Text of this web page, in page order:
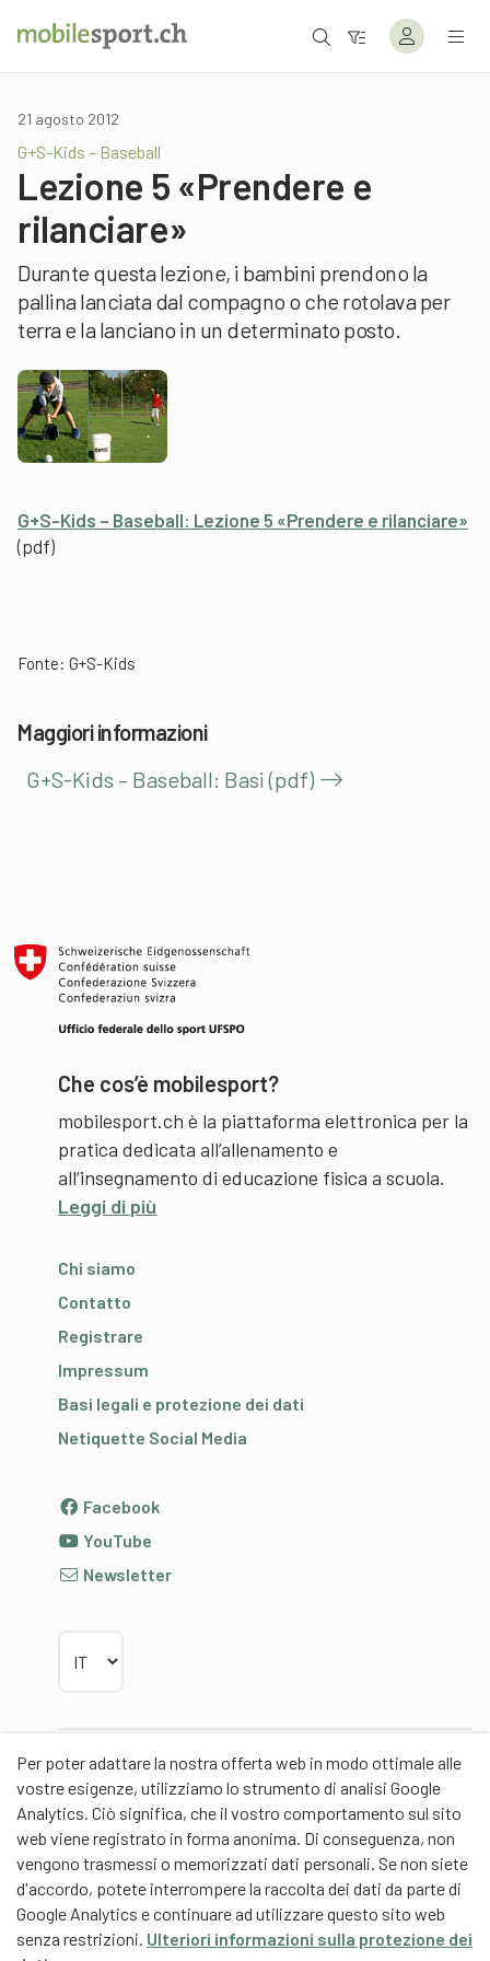
Per poter adattare la nostra offerta web in modo ottimale alle
vostre esigenze, utilizziamo lo strumento di analisi Google
Analytics. Ciò significa, che il vostro comportamento sul sito
web viene registrato in forma anonima. Di conseguenza, non
vengono trasmessi o memorizzati dati personali. Se non siete
d'accordo, potete interrompere la raccolta dei dati da parte di
Google Analytics e continuare ad utilizzare questo sito web
senza restrizioni. Ulteriori informazioni sulla protezione dei
21 agosto 2012
G+S-Kids – Baseball
Lezione 5 «Prendere e
rilanciare»
Durante questa lezione, i bambini prendono la
pallina lanciata dal compagno o che rotolava per
terra e la lanciano in un determinato posto.
G+S-Kids – Baseball: Lezione 5 «Prendere e rilanciare»
(pdf)
Fonte: G+S-Kids
Maggiori informazioni
G+S-Kids – Baseball: Basi (pdf)
Che cos’è mobilesport?
mobilesport.ch è la piattaforma elettronica per la
pratica dedicata all’allenamento e
all’insegnamento di educazione fisica a scuola.
Leggi di più
Chi siamo
Contatto
Registrare
Impressum
Basi legali e protezione dei dati
Netiquette Social Media
Facebook
YouTube
Newsletter
Partner
Partner di contenuti
Scuola universitaria federale dello Sport Macolin